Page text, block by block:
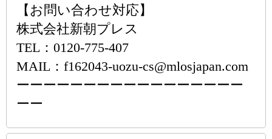
【お問い合わせ対応】
株式会社新朝プレス
TEL：0120-775-407
MAIL：f162043-uozu-cs@mlosjapan.com
ーーーーーーーーーーーーーーーーー
ーー